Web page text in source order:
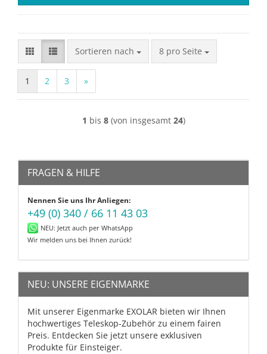
Sortieren nach
Sortieren nach 8 pro Seite
pro Seite
1 2 3 »
1 bis 8(von insgesamt 24)
FRAGEN & HILFE
Nennen Sie uns Ihr Anliegen:
+49 (0) 340 / 66 11 43 03
NEU: Jetzt auch per WhatsApp
Wir melden uns bei Ihnen zurück!
NEU: UNSERE EIGENMARKE
Mit unserer Eigenmarke EXOLAR bieten wir Ihnen
hochwertiges Teleskop-Zubehör zu einem fairen
Preis. Entdecken Sie jetzt unsere exklusiven
Produkte für Einsteiger.